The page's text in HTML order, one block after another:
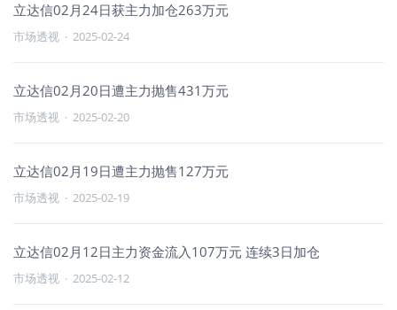
立达信02月24日获主力加仓263万元
市场透视 · 2025-02-24
立达信02月20日遭主力抛售431万元
市场透视 · 2025-02-20
立达信02月19日遭主力抛售127万元
市场透视 · 2025-02-19
立达信02月12日主力资金流入107万元 连续3日加仓
市场透视 · 2025-02-12